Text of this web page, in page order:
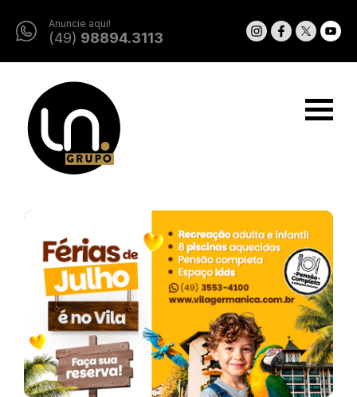
Anuncie aqui!
(49) 98894.3113